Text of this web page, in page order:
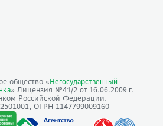
общество « Негосударственный
» Лицензия №41/2 от 16.06.2009 г.
Российской Федерации.
ОГРН 1147799009160